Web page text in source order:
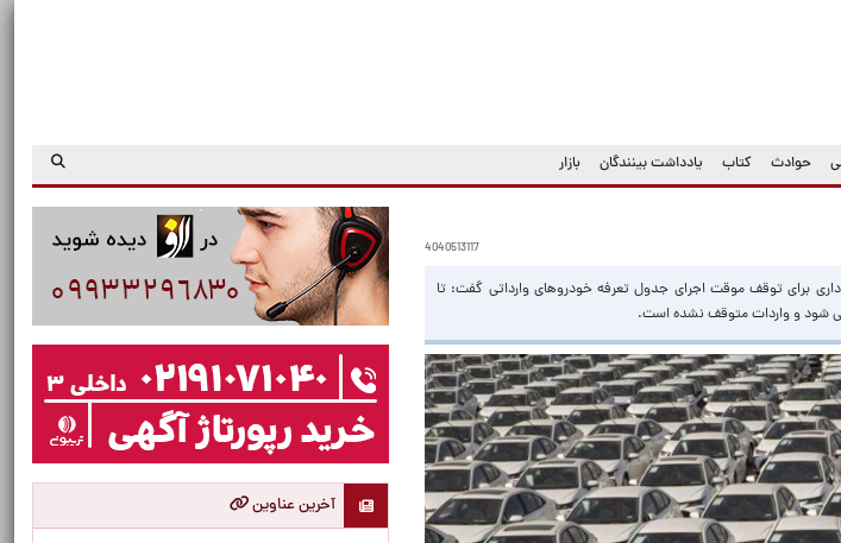
حوادث کتاب یادداشت بینندگان بازار
4040513117
برای توقف موقت اجرای جدول تعرفه خودروهای وارداتی گفت: تا
شود ‌و واردات متوقف نشده است.
آخرین عناوین